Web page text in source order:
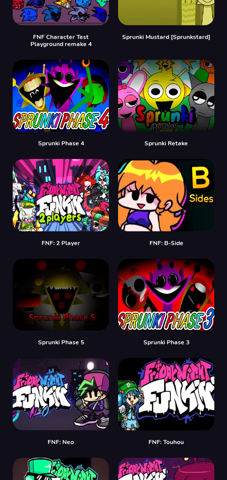
FNF Character Test
Playground remake 4
Sprunki Mustard [Sprunkstard]
Sprunki Phase 4 Sprunki Retake
FNF: 2 Player FNF: B-Side
Sprunki Phase 5 Sprunki Phase 3
FNF: Neo FNF: Touhou